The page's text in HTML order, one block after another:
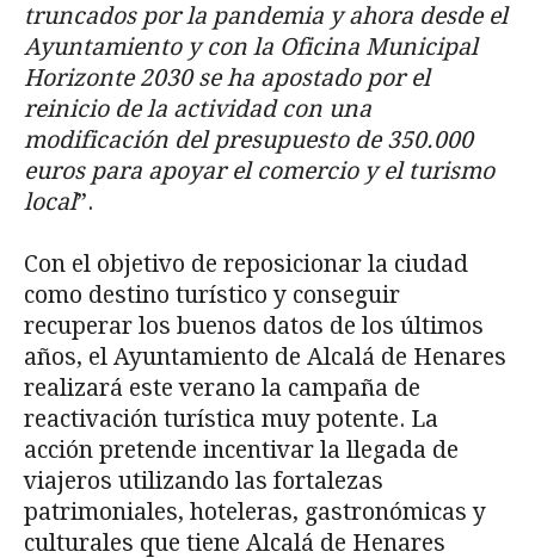
truncados por la pandemia y ahora desde el
Ayuntamiento y con la Oficina Municipal
Horizonte 2030 se ha apostado por el
reinicio de la actividad con una
modificación del presupuesto de 350.000
euros para apoyar el comercio y el turismo
local”.
Con el objetivo de reposicionar la ciudad
como destino turístico y conseguir
recuperar los buenos datos de los últimos
años, el Ayuntamiento de Alcalá de Henares
realizará este verano la campaña de
reactivación turística muy potente. La
acción pretende incentivar la llegada de
viajeros utilizando las fortalezas
patrimoniales, hoteleras, gastronómicas y
culturales que tiene Alcalá de Henares